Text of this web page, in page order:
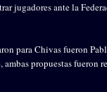
jugadores ante la
para Chivas fueron
propuestas fueron